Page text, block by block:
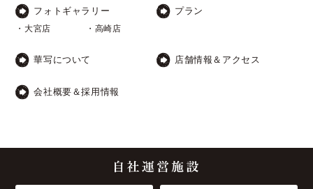
フォトギャラリー
・大宮店 ・高崎店
プラン
華写について 店舗情報＆アクセス
会社概要＆採用情報